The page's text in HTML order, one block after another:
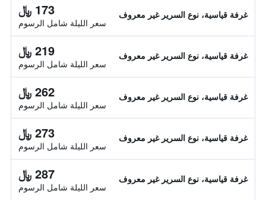
غرفة قياسية، نوع السرير غير معروف 173 ﷼
سعر الليلة شامل الرسوم
غرفة قياسية، نوع السرير غير معروف 219 ﷼
سعر الليلة شامل الرسوم
غرفة قياسية، نوع السرير غير معروف 262 ﷼
سعر الليلة شامل الرسوم
غرفة قياسية، نوع السرير غير معروف 273 ﷼
سعر الليلة شامل الرسوم
غرفة قياسية، نوع السرير غير معروف 287 ﷼
سعر الليلة شامل الرسوم